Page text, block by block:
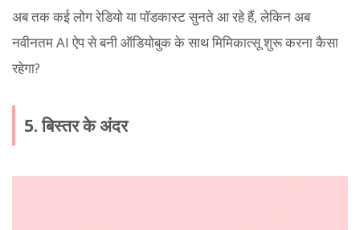
अब तक कई लोग रेडियो या पॉडकास्ट सुनते आ रहे हैं, लेकिन अब
नवीनतम AI ऐप से बनी ऑडियोबुक के साथ मिमिकात्सू शुरू करना कैसा
रहेगा?
5. बिस्तर के अंदर